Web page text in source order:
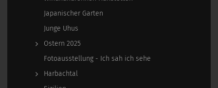
Japanischer Garten
Junge Uhus
Ostern 2025
Fotoausstellung - Ich sah ich sehe
Harbachtal